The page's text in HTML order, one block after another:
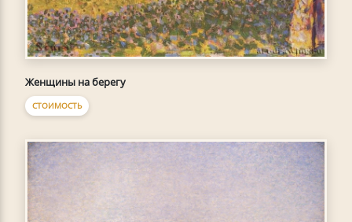
Женщины на берегу
СТОИМОСТЬ